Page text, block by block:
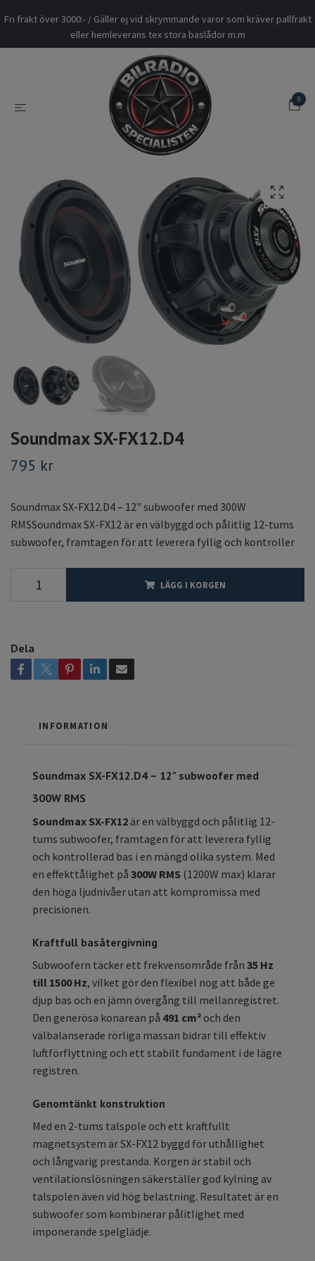
Fri frakt över 3000:- / Gäller ej vid skrymmande varor som kräver pallfrakt
eller hemleverans tex stora baslådor m.m
0
Soundmax SX-FX12.D4
795 kr
Soundmax SX-FX12.D4 – 12" subwoofer med 300W
RMSSoundmax SX-FX12 är en välbyggd och pålitlig 12-tums
subwoofer, framtagen för att leverera fyllig och kontroller
LÄGG I KORGEN
Dela
INFORMATION
Soundmax SX-FX12.D4 – 12" subwoofer med
300W RMS
Soundmax SX-FX12 är en välbyggd och pålitlig 12-
tums subwoofer, framtagen för att leverera fyllig
och kontrollerad bas i en mängd olika system. Med
en effekttålighet på 300W RMS (1200W max) klarar
den höga ljudnivåer utan att kompromissa med
precisionen.
Kraftfull basåtergivning
Subwoofern täcker ett frekvensområde från 35 Hz
till 1500 Hz, vilket gör den flexibel nog att både ge
djup bas och en jämn övergång till mellanregistret.
Den generösa konarean på 491 cm² och den
välbalanserade rörliga massan bidrar till effektiv
luftförflyttning och ett stabilt fundament i de lägre
registren.
Genomtänkt konstruktion
Med en 2-tums talspole och ett kraftfullt
magnetsystem är SX-FX12 byggd för uthållighet
och långvarig prestanda. Korgen är stabil och
ventilationslösningen säkerställer god kylning av
talspolen även vid hög belastning. Resultatet är en
subwoofer som kombinerar pålitlighet med
imponerande spelglädje.